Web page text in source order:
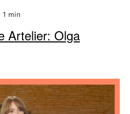
1 min
Artelier: Olga